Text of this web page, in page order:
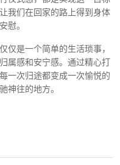
我们在回家的路上得到身体
慰。
仅是一个简单的生活琐事，
属感和安宁感。通过精心打
一次归途都变成一次愉悦的
神往的地方。